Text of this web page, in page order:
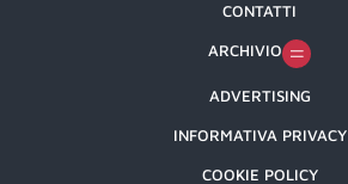
CONTATTI
ARCHIVIO
ADVERTISING
INFORMATIVA PRIVACY
COOKIE POLICY